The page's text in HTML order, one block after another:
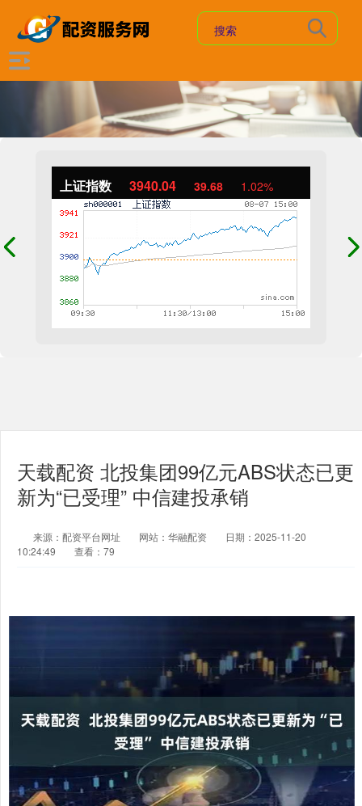
上证指数 3940.04 39.68 1.02%
天载配资 北投集团99亿元ABS状态已更
新为“已受理” 中信建投承销
来源：配资平台网址 网站：华融配资
日期：2025-11-20
10:24:49
查看：79